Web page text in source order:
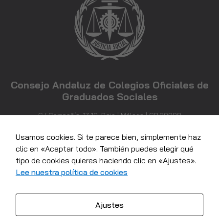
Consejo Andaluz de Colegios Oficiales de
Graduados Sociales
C/ Compañía, 17-19, Bajo | Málaga | CP 29008
info@consejoandaluzgraduadossociales.com
Usamos cookies. Si te parece bien, simplemente haz
clic en «Aceptar todo». También puedes elegir qué
tipo de cookies quieres haciendo clic en «Ajustes».
Lee nuestra política de cookies
Ajustes
Experiencia
Para que
nuestra web
funcione lo
mejor posible
durante tu
cookies,
algunas
desaparecerán
Marketing
Al compartir tus
intereses y
mientras visitas
aumentas la